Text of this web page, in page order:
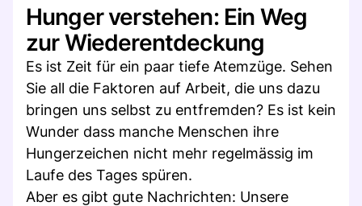
Hunger verstehen: Ein Weg
zur Wiederentdeckung
Es ist Zeit für ein paar tiefe Atemzüge. Sehen
Sie all die Faktoren auf Arbeit, die uns dazu
bringen uns selbst zu entfremden? Es ist kein
Wunder dass manche Menschen ihre
Hungerzeichen nicht mehr regelmässig im
Laufe des Tages spüren.
Aber es gibt gute Nachrichten: Unsere